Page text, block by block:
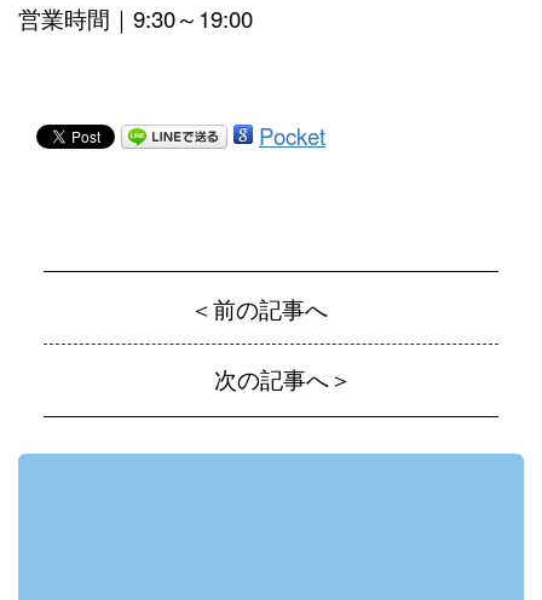
営業時間｜9:30～19:00
Pocket
＜前の記事へ
次の記事へ＞